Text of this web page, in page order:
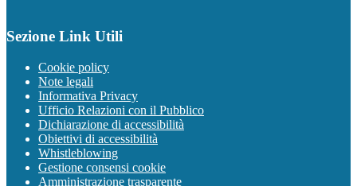
Sezione Link Utili
Cookie policy
Note legali
Informativa Privacy
Ufficio Relazioni con il Pubblico
Dichiarazione di accessibilità
Obiettivi di accessibilità
Whistleblowing
Gestione consensi cookie
Amministrazione trasparente